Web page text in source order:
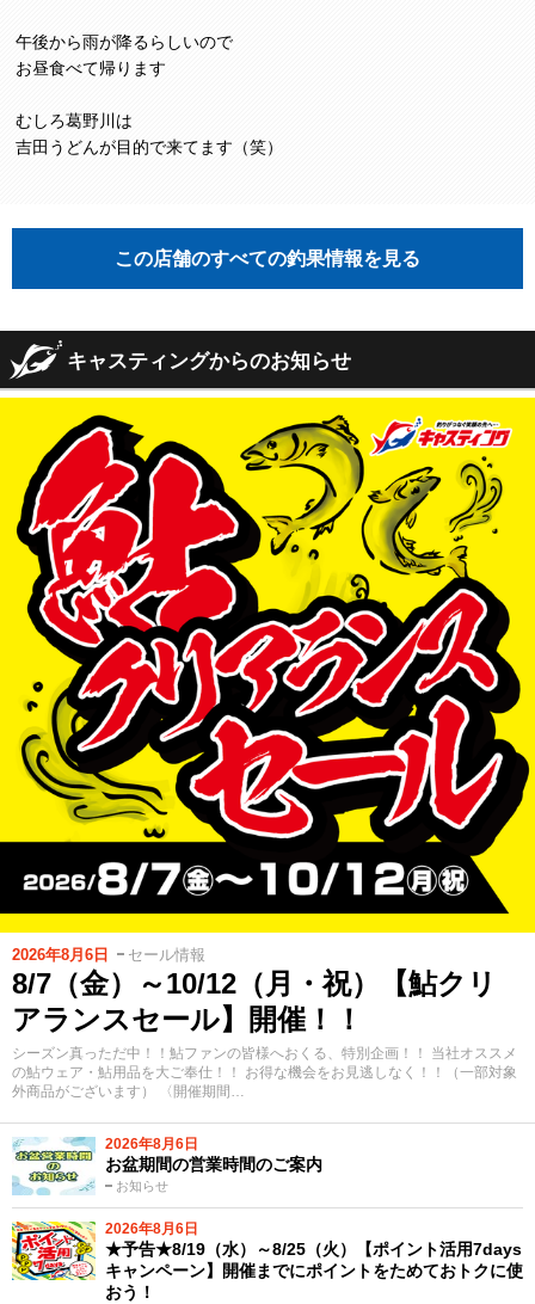
午後から雨が降るらしいので
お昼食べて帰ります
むしろ葛野川は
吉田うどんが目的で来てます（笑）
この店舗のすべての釣果情報を見る
キャスティングからのお知らせ
2026年8月6日 セール情報
8/7（金）～10/12（月・祝）【鮎クリ
アランスセール】開催！！
シーズン真っただ中！！鮎ファンの皆様へおくる、特別企画！！ 当社オススメ
の鮎ウェア・鮎用品を大ご奉仕！！ お得な機会をお見逃しなく！！（一部対象
外商品がございます） 〈開催期間…
2026年8月6日
お知らせ
お盆期間の営業時間のご案内
2026年8月6日
★予告★8/19（水）～8/25（火）【ポイント活用7days
キャンペーン】開催までにポイントをためておトクに使
おう！